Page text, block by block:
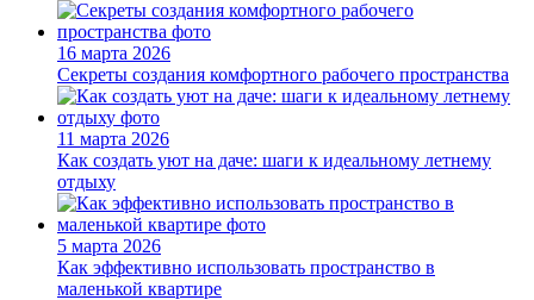
16 марта 2026
Секреты создания комфортного рабочего пространства
11 марта 2026
Как создать уют на даче: шаги к идеальному летнему
отдыху
5 марта 2026
Как эффективно использовать пространство в
маленькой квартире